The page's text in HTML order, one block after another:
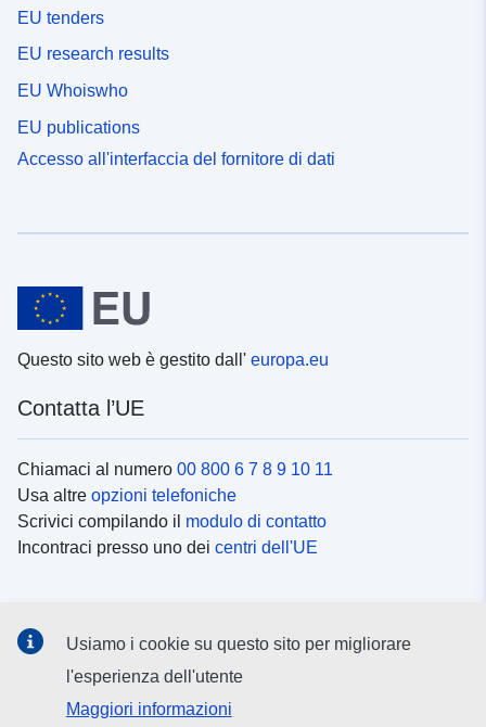
EU tenders
EU research results
EU Whoiswho
EU publications
Accesso all'interfaccia del fornitore di dati
Questo sito web è gestito dall' europa.eu
Contatta l’UE
Chiamaci al numero 00 800 6 7 8 9 10 11
Usa altre opzioni telefoniche
Scrivici compilando il modulo di contatto
Incontraci presso uno dei centri dell'UE
Cerca icanali social
Usiamo i cookie su questo sito per migliorare
l'esperienza dell'utente
Maggiori informazioni